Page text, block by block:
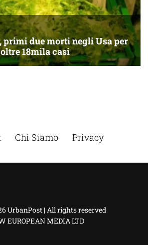
Chi Siamo
Privacy
UrbanPost | All rights reserved
EUROPEAN MEDIA LTD